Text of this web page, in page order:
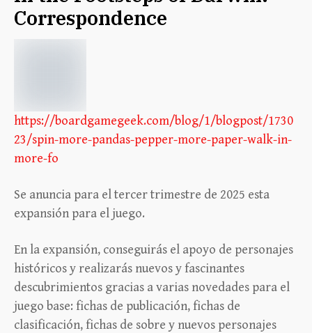
Correspondence
https://boardgamegeek.com/blog/1/blogpost/1730
23/spin-more-pandas-pepper-more-paper-walk-in-
more-fo
Se anuncia para el tercer trimestre de 2025 esta
expansión para el juego.
En la expansión, conseguirás el apoyo de personajes
históricos y realizarás nuevos y fascinantes
descubrimientos gracias a varias novedades para el
juego base: fichas de publicación, fichas de
clasificación, fichas de sobre y nuevos personajes